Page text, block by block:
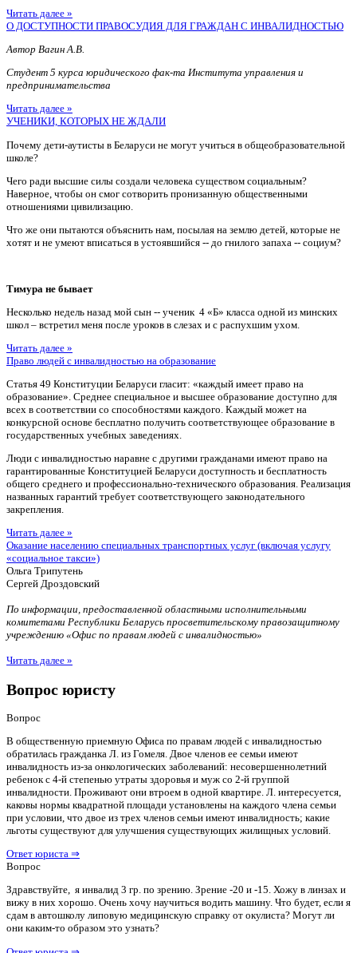
Читать далее »
О ДОСТУПНОСТИ ПРАВОСУДИЯ ДЛЯ ГРАЖДАН С ИНВАЛИДНОСТЬЮ
Автор Вагин А.В.
Студент 5 курса юридического фак-та Института управления и
предпринимательства
Читать далее »
УЧЕНИКИ, КОТОРЫХ НЕ ЖДАЛИ
Почему дети-аутисты в Беларуси не могут учиться в общеобразовательной
школе?
Чего ради высшие силы создали человека существом социальным?
Наверное, чтобы он смог сотворить пронизанную общественными
отношениями цивилизацию.
Что же они пытаются объяснить нам, посылая на землю детей, которые не
хотят и не умеют вписаться в устоявшийся -- до гнилого запаха -- социум?
Тимура не бывает
Несколько недель назад мой сын -- ученик 4 «Б» класса одной из минских
школ – встретил меня после уроков в слезах и с распухшим ухом.
Читать далее »
Право людей с инвалидностью на образование
Статья 49 Конституции Беларуси гласит: «каждый имеет право на
образование». Среднее специальное и высшее образование доступно для
всех в соответствии со способностями каждого. Каждый может на
конкурсной основе бесплатно получить соответствующее образование в
государственных учебных заведениях.
Люди с инвалидностью наравне с другими гражданами имеют право на
гарантированные Конституцией Беларуси доступность и бесплатность
общего среднего и профессионально-технического образования. Реализация
названных гарантий требует соответствующего законодательного
закрепления.
Читать далее »
Оказание населению специальных транспортных услуг (включая услугу
«социальное такси»)
Ольга Трипутень
Сергей Дроздовский
По информации, предоставленной областными исполнительными
комитетами Республики Беларусь просветительскому правозащитному
учреждению «Офис по правам людей с инвалидностью»
Читать далее »
Вопрос юристу
Вопрос
В общественную приемную Офиса по правам людей с инвалидностью
обратилась гражданка Л. из Гомеля. Двое членов ее семьи имеют
инвалидность из-за онкологических заболеваний: несовершеннолетний
ребенок с 4-й степенью утраты здоровья и муж со 2-й группой
инвалидности. Проживают они втроем в одной квартире. Л. интересуется,
каковы нормы квадратной площади установлены на каждого члена семьи
при условии, что двое из трех членов семьи имеют инвалидность; какие
льготы существуют для улучшения существующих жилищных условий.
Ответ юриста ⇒
Вопрос
Здравствуйте, я инвалид 3 гр. по зрению. Зрение -20 и -15. Хожу в линзах и
вижу в них хорошо. Очень хочу научиться водить машину. Что будет, если я
сдам в автошколу липовую медицинскую справку от окулиста? Могут ли
они каким-то образом это узнать?